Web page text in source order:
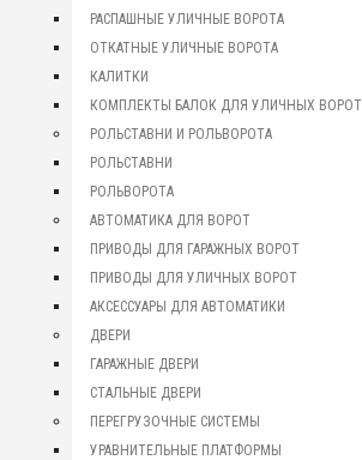
РАСПАШНЫЕ УЛИЧНЫЕ ВОРОТА
ОТКАТНЫЕ УЛИЧНЫЕ ВОРОТА
КАЛИТКИ
КОМПЛЕКТЫ БАЛОК ДЛЯ УЛИЧНЫХ ВОРОТ
РОЛЬСТАВНИ И РОЛЬВОРОТА
РОЛЬСТАВНИ
РОЛЬВОРОТА
АВТОМАТИКА ДЛЯ ВОРОТ
ПРИВОДЫ ДЛЯ ГАРАЖНЫХ ВОРОТ
ПРИВОДЫ ДЛЯ УЛИЧНЫХ ВОРОТ
АКСЕССУАРЫ ДЛЯ АВТОМАТИКИ
ДВЕРИ
ГАРАЖНЫЕ ДВЕРИ
СТАЛЬНЫЕ ДВЕРИ
ПЕРЕГРУЗОЧНЫЕ СИСТЕМЫ
УРАВНИТЕЛЬНЫЕ ПЛАТФОРМЫ